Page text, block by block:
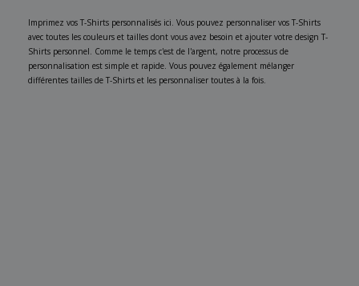
Imprimez vos T-Shirts personnalisés ici. Vous pouvez personnaliser vos T-Shirts
avec toutes les couleurs et tailles dont vous avez besoin et ajouter votre design T-
Shirts personnel. Comme le temps c'est de l'argent, notre processus de
personnalisation est simple et rapide. Vous pouvez également mélanger
différentes tailles de T-Shirts et les personnaliser toutes à la fois.